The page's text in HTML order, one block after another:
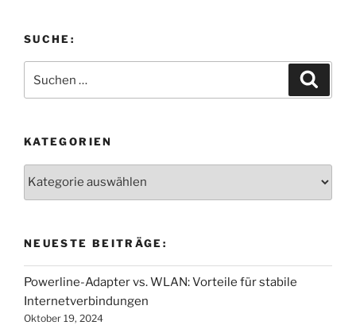
SUCHE:
nach:
KATEGORIEN
NEUESTE BEITRÄGE:
Powerline-Adapter vs. WLAN: Vorteile für stabile
Internetverbindungen
Oktober 19, 2024